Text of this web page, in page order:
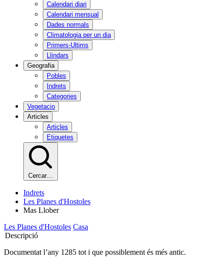
Calendari diari
Calendari mensual
Dades normals
Climatologia per un dia
Primers-Ultims
Llindars
Geografia
Pobles
Indrets
Categories
Vegetacio
Articles
Articles
Etiquetes
Cercar…
Indrets
Les Planes d'Hostoles
Mas Llober
Les Planes d'Hostoles Casa
Descripció
Documentat l’any 1285 tot i que possiblement és més antic.